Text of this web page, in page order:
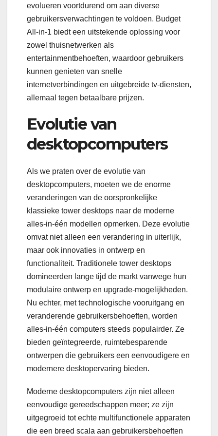
evolueren voortdurend om aan diverse
gebruikersverwachtingen te voldoen. Budget
All-in-1 biedt een uitstekende oplossing voor
zowel thuisnetwerken als
entertainmentbehoeften, waardoor gebruikers
kunnen genieten van snelle
internetverbindingen en uitgebreide tv-diensten,
allemaal tegen betaalbare prijzen.
Evolutie van
desktopcomputers
Als we praten over de evolutie van
desktopcomputers, moeten we de enorme
veranderingen van de oorspronkelijke
klassieke tower desktops naar de moderne
alles-in-één modellen opmerken. Deze evolutie
omvat niet alleen een verandering in uiterlijk,
maar ook innovaties in ontwerp en
functionaliteit. Traditionele tower desktops
domineerden lange tijd de markt vanwege hun
modulaire ontwerp en upgrade-mogelijkheden.
Nu echter, met technologische vooruitgang en
veranderende gebruikersbehoeften, worden
alles-in-één computers steeds populairder. Ze
bieden geïntegreerde, ruimtebesparende
ontwerpen die gebruikers een eenvoudigere en
modernere desktopervaring bieden.
Moderne desktopcomputers zijn niet alleen
eenvoudige gereedschappen meer; ze zijn
uitgegroeid tot echte multifunctionele apparaten
die een breed scala aan gebruikersbehoeften